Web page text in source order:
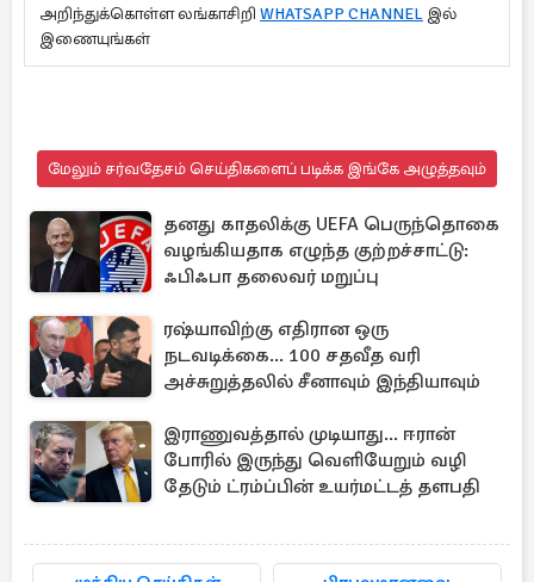
அறிந்துக்கொள்ள லங்காசிறி WHATSAPP CHANNEL இல்
இணையுங்கள்
மேலும் சர்வதேசம் செய்திகளைப் படிக்க இங்கே அழுத்தவும்
தனது காதலிக்கு UEFA பெருந்தொகை
வழங்கியதாக எழுந்த குற்றச்சாட்டு:
ஃபிஃபா தலைவர் மறுப்பு
ரஷ்யாவிற்கு எதிரான ஒரு
நடவடிக்கை... 100 சதவீத வரி
அச்சுறுத்தலில் சீனாவும் இந்தியாவும்
இராணுவத்தால் முடியாது... ஈரான்
போரில் இருந்து வெளியேறும் வழி
தேடும் ட்ரம்ப்பின் உயர்மட்டத் தளபதி